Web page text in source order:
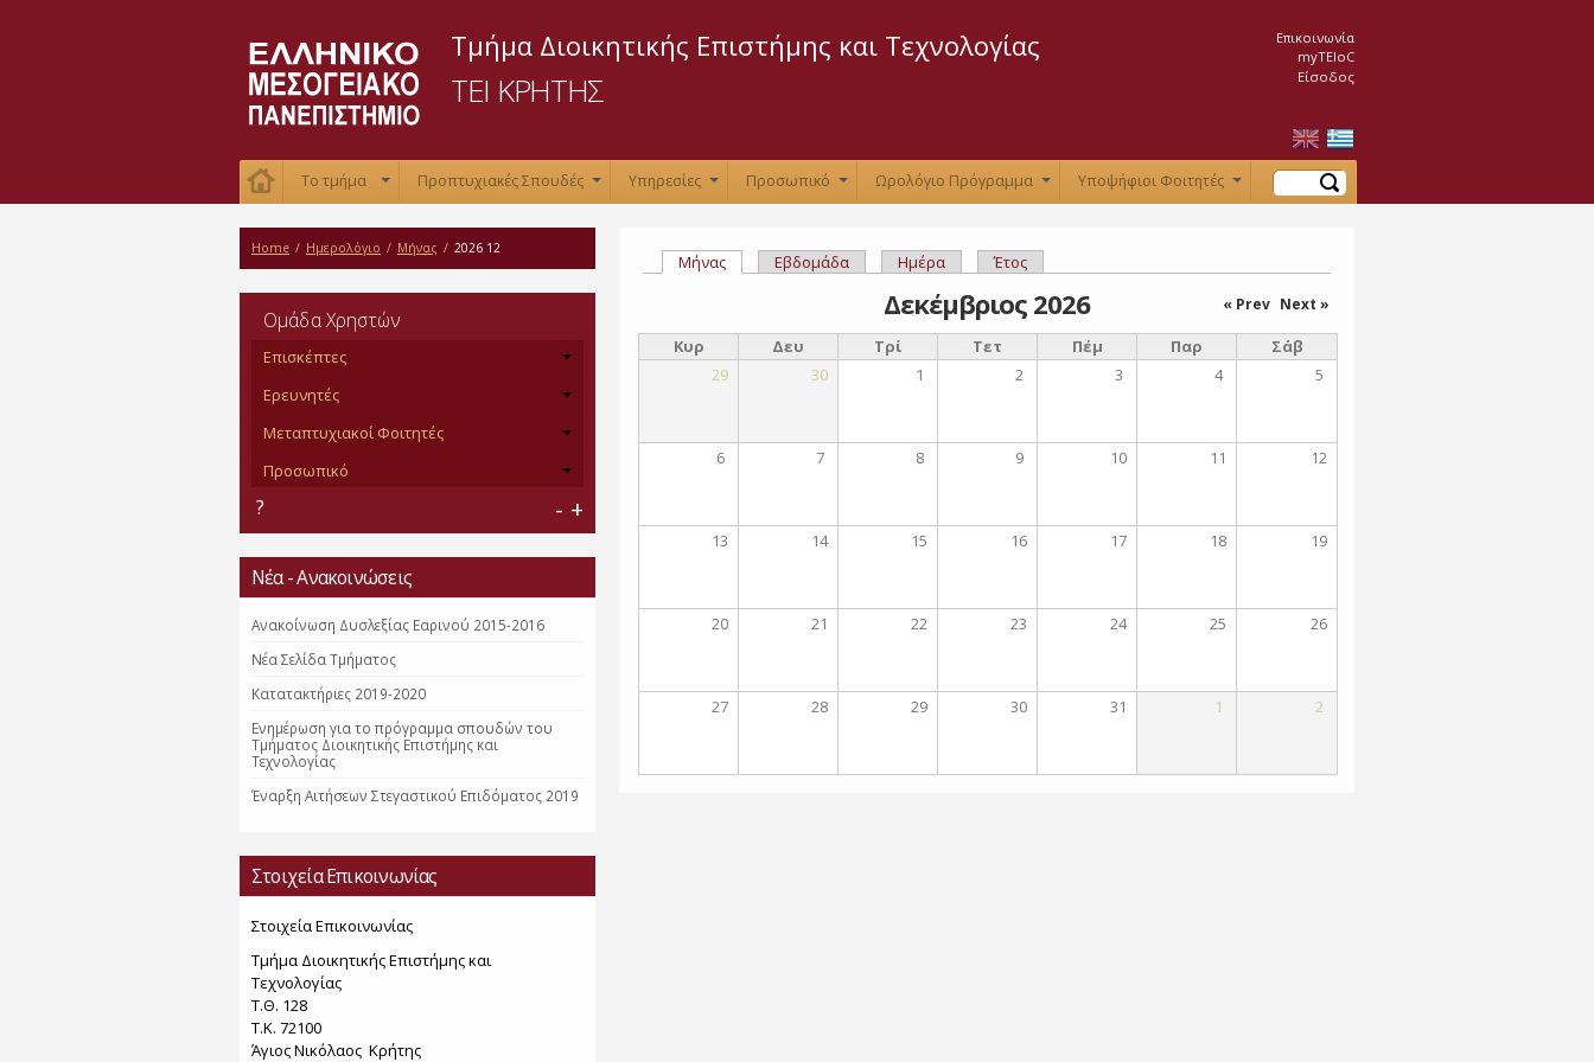
προς το
κυρίως
Τμήμα Διοικητικής Επιστήμης και Τεχνολογίας
ΤΕΙ ΚΡΗΤΗΣ
Επικοινωνία
myTEIoC
Είσοδος
Το τμήμα Προπτυχιακές Σπουδές Υπηρεσίες Προσωπικό Ωρολόγιο Πρόγραμμα Υποψήφιοι Φοιτητές Αναζήτηση
Home / Ημερολόγιο / Μήνας / 2026 12
Oμάδα Χρηστών
Επισκέπτες
Ερευνητές
Μεταπτυχιακοί Φοιτητές
Προσωπικό
? +
-
Νέα - Ανακοινώσεις
Ανακοίνωση Δυσλεξίας Εαρινού 2015-2016
Nέα Σελίδα Τμήματος
Κατατακτήριες 2019-2020
Ενημέρωση για το πρόγραμμα σπουδών του
Τμήματος Διοικητικής Επιστήμης και
Τεχνολογίας
Έναρξη Αιτήσεων Στεγαστικού Επιδόματος 2019
Στοιχεία Επικοινωνίας
Στοιχεία Επικοινωνίας
Τμήμα Διοικητικής Επιστήμης και
Τεχνολογίας
Τ.Θ. 128
Τ.Κ. 72100
Άγιος Νικόλαος Κρήτης
Πρωτεύουσες καρτέλες
Μήνας(ενεργή καρτέλα)
Εβδομάδα Ημέρα Έτος
Δεκέμβριος 2026 « Prev Next »
Κυρ Δευ Τρί Τετ Πέμ Παρ
Σάβ
29
30 1 2 3 4 5
6 7 8 9 10 11 12
13 14 15 16 17 18 19
20 21 22 23 24 25 26
27 28 29 30 31 1 2